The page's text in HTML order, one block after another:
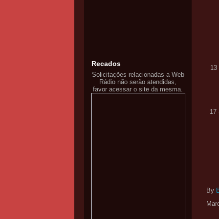
17
By
Recados
Solicitações relacionadas a Web
Rádio não serão atendidas,
favor acessar o site da mesma.